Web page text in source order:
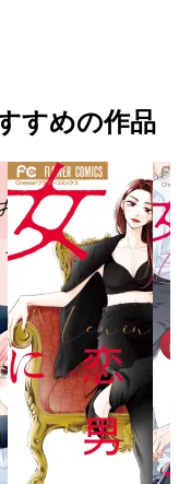
すめの作品